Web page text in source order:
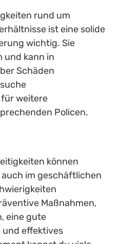
rund um
ist eine solide
wichtig. Sie
und kann in
Schäden
weitere
Policen.
können
im geschäftlichen
Maßnahmen,
eine gute
und effektives